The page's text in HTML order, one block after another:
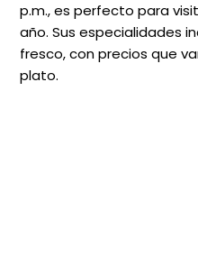
p.m., es perfecto para
año. Sus especialidades
fresco, con precios que
plato.